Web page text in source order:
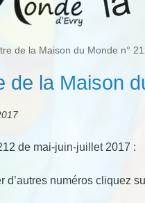
de la Maison du Monde n°
de la Maison
de mai-juin-juillet 2017 :
d’autres numéros cliquez